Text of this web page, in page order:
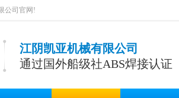
公司官网!
江阴凯亚机械有限公司
通过国外船级社ABS焊接认证